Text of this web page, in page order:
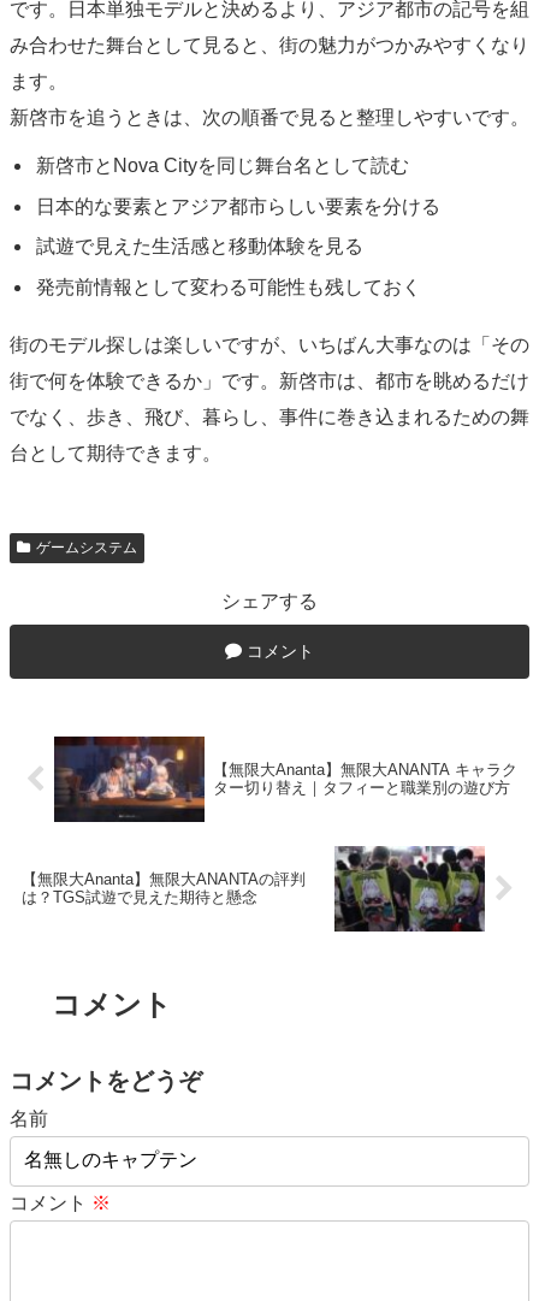
です。日本単独モデルと決めるより、アジア都市の記号を組
み合わせた舞台として見ると、街の魅力がつかみやすくなり
ます。
新啓市を追うときは、次の順番で見ると整理しやすいです。
新啓市とNova Cityを同じ舞台名として読む
日本的な要素とアジア都市らしい要素を分ける
試遊で見えた生活感と移動体験を見る
発売前情報として変わる可能性も残しておく
街のモデル探しは楽しいですが、いちばん大事なのは「その
街で何を体験できるか」です。新啓市は、都市を眺めるだけ
でなく、歩き、飛び、暮らし、事件に巻き込まれるための舞
台として期待できます。
ゲームシステム
シェアする
コメント
【無限大Ananta】無限大ANANTA キャラク
ター切り替え｜タフィーと職業別の遊び方
【無限大Ananta】無限大ANANTAの評判
は？TGS試遊で見えた期待と懸念
コメント
コメントをどうぞ
名前
コメント ※